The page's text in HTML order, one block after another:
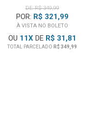
DE: R$ 349,99
POR: R$ 321,99
À VISTA NO BOLETO
OU 11XDE R$ 31,81
TOTAL PARCELADO R$ 349,99